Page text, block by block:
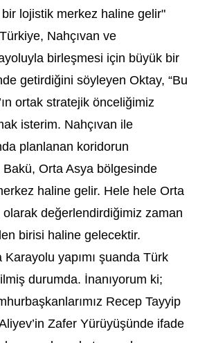
lojistik merkez haline gelir"
Nahçıvan ve
birleşmesi için büyük bir
getirdiğini söyleyen Oktay, “Bu
ortak stratejik önceliğimiz
isterim. Nahçıvan ile
planlanan koridorun
Bakü, Orta Asya bölgesinde
haline gelir. Hele hele Orta
değerlendirdiğimiz zaman
birisi haline gelecektir.
yapımı şuanda Türk
durumda. İnanıyorum ki;
Recep Tayyip
Zafer Yürüyüşünde ifade